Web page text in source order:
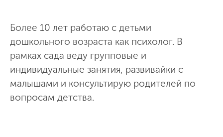
Более 10 лет работаю с детьми
дошкольного возраста как психолог. В
рамках сада веду групповые и
индивидуальные занятия, развивайки с
малышами и консультирую родителей по
вопросам детства.